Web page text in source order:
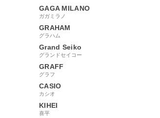
GAGA MILANO
ガガミラノ
GRAHAM
グラハム
Grand Seiko
グランドセイコー
GRAFF
グラフ
CASIO
カシオ
KIHEI
喜平